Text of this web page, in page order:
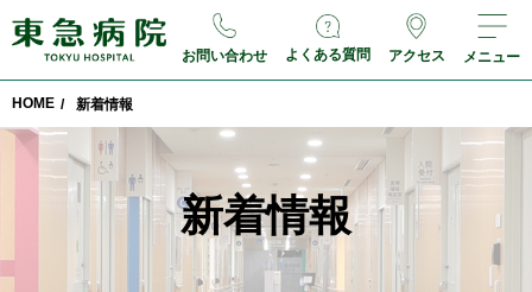
お問い合わせ よくある質問 アクセス メニュー
HOME / 新着情報
新着情報